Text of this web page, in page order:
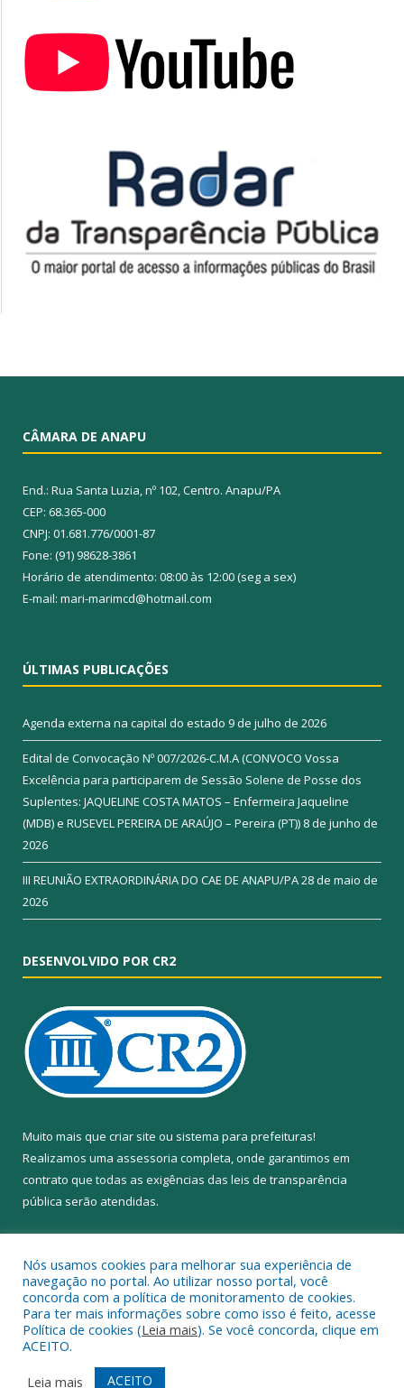
CÂMARA DE ANAPU
End.: Rua Santa Luzia, nº 102, Centro. Anapu/PA
CEP: 68.365-000
CNPJ: 01.681.776/0001-87
Fone: (91) 98628-3861
Horário de atendimento: 08:00 às 12:00 (seg a sex)
E-mail: mari-marimcd@hotmail.com
ÚLTIMAS PUBLICAÇÕES
Agenda externa na capital do estado 9 de julho de 2026
Edital de Convocação Nº 007/2026-C.M.A (CONVOCO Vossa
Excelência para participarem de Sessão Solene de Posse dos
Suplentes: JAQUELINE COSTA MATOS – Enfermeira Jaqueline
(MDB) e RUSEVEL PEREIRA DE ARAÚJO – Pereira (PT)) 8 de junho de
2026
III REUNIÃO EXTRAORDINÁRIA DO CAE DE ANAPU/PA28 de maio de
2026
DESENVOLVIDO POR CR2
Muito mais que criar site ou sistema para prefeituras!
Realizamos uma assessoria completa, onde garantimos em
contrato que todas as exigências das leis de transparência
pública serão atendidas.
Todos os direitos reservados a Câmara Municipal de Anapu.
Mapa do Site Acessar Área Administrativa
Nós usamos cookies para melhorar sua experiência de
navegação no portal. Ao utilizar nosso portal, você
concorda com a política de monitoramento de cookies.
Para ter mais informações sobre como isso é feito, acesse
Política de cookies (Leia mais). Se você concorda, clique em
ACEITO.
Leia mais
ACEITO